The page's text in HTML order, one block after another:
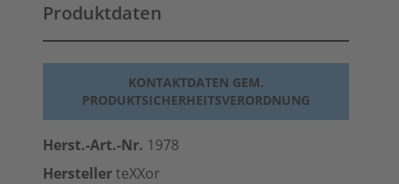
Produktdaten
KONTAKTDATEN GEM.
PRODUKTSICHERHEITSVERORDNUNG
Herst.-Art.-Nr. 1978
HerstellerteXXor